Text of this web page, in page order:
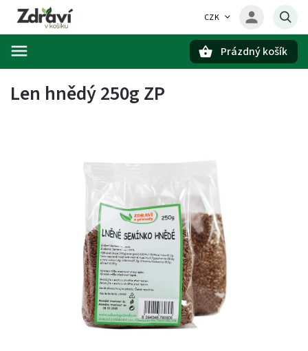
CZK
Prázdný košík
Len hnědý 250g ZP